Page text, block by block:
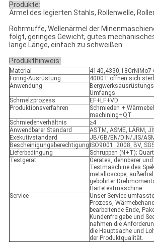
Produkte:
Ärmel des legierten Stahls, Rollenwelle,
Rohrmuffe, Wellenärmel der
folgt, geringes Gewicht, gutes
lange Länge, einfach zu schweißen.
Produkthinweis:
Material
Foring-Ausrüstung
4000T öffnen sich
Anwendung
Umfangs
Schmelzprozess
EF+LF+VD
Produktionsverfahren
Schmieden +
machining+QT
Schmiedenverhältnis
≥4
Anwendbarer Standard
ASTM, ASME, LÄRM,
Exekutivstandard
JB/GB/EN/DIN/JIS/
Bescheinigungsberechtigung ISO9001: 2008, BV,
Lieferbedingung
Schruppen (N+T); Quart
Testgerät
Gerätes, dehnbarer
Testmaschine des
metalloscope,
gebohrter
Härtetestmaschine
Service
Unser Service
Prozess,
bearbeitende Ende,
Kundenfreigabe und
nahmen die
die Hauptsache und
der Produktqualität.